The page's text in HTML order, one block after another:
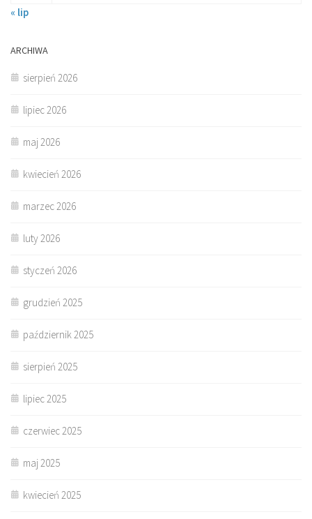
« lip
ARCHIWA
sierpień 2026
lipiec 2026
maj 2026
kwiecień 2026
marzec 2026
luty 2026
styczeń 2026
grudzień 2025
październik 2025
sierpień 2025
lipiec 2025
czerwiec 2025
maj 2025
kwiecień 2025